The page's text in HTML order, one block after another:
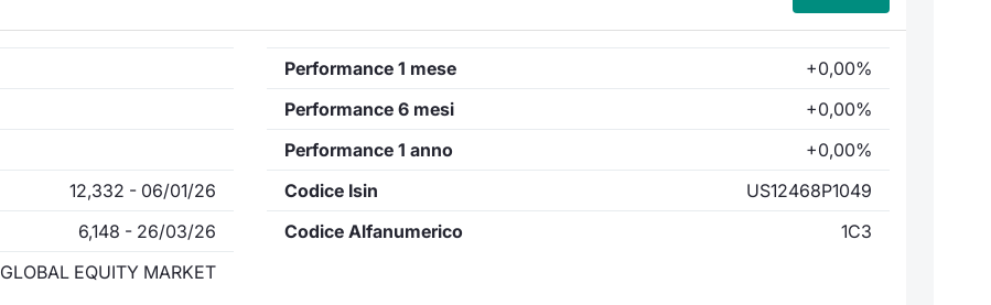
12,332 - 06/01/26
6,148 - 26/03/26
GLOBAL EQUITY MARKET
Performance 1 mese
+0,00%
Performance 6 mesi
+0,00%
Performance 1 anno
+0,00%
Codice Isin
US12468P1049
Codice Alfanumerico
1C3